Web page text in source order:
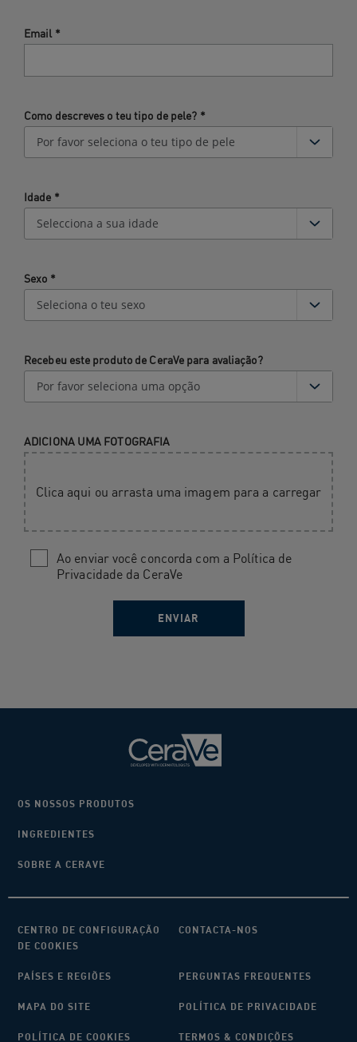
Email *
Como descreves o teu tipo de pele? *
Idade *
Sexo *
Recebeu este produto de CeraVe para avaliação?
ADICIONA UMA FOTOGRAFIA
Clica aqui ou arrasta uma imagem para a carregar
Ao enviar você concorda com a Política de
Privacidade da CeraVe
OS NOSSOS PRODUTOS
INGREDIENTES
SOBRE A CERAVE
CENTRO DE CONFIGURAÇÃO
DE COOKIES
CONTACTA-NOS
PAÍSES E REGIÕES PERGUNTAS FREQUENTES
MAPA DO SITE POLÍTICA DE PRIVACIDADE
POLÍTICA DE COOKIES TERMOS & CONDIÇÕES